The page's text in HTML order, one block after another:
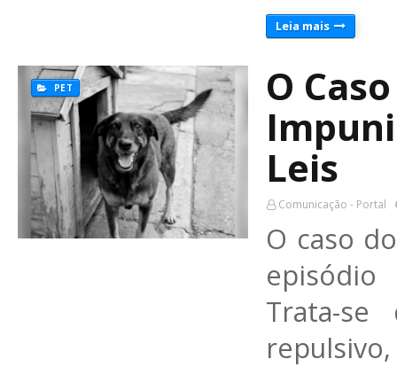
Leia mais
PET
O
Leis
Comunicação - Portal
O caso
Trata-